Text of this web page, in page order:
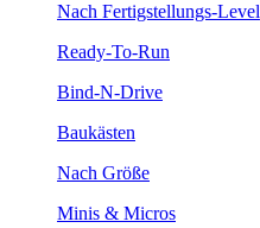
Nach Fertigstellungs-Level
Ready-To-Run
Bind-N-Drive
Baukästen
Nach Größe
Minis & Micros